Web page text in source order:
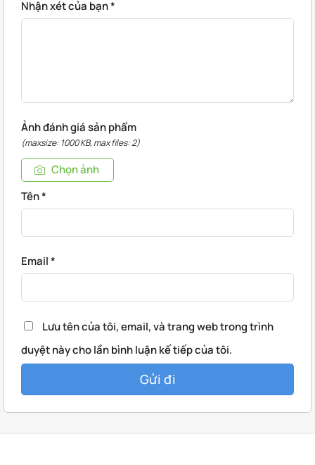
Nhận xét của bạn*
Ảnh đánh giá sản phẩm
(maxsize: 1000 KB, max files: 2)
Chọn ảnh
Tên*
Email*
Lưu tên của tôi, email, và trang web trong trình
duyệt này cho lần bình luận kế tiếp của tôi.